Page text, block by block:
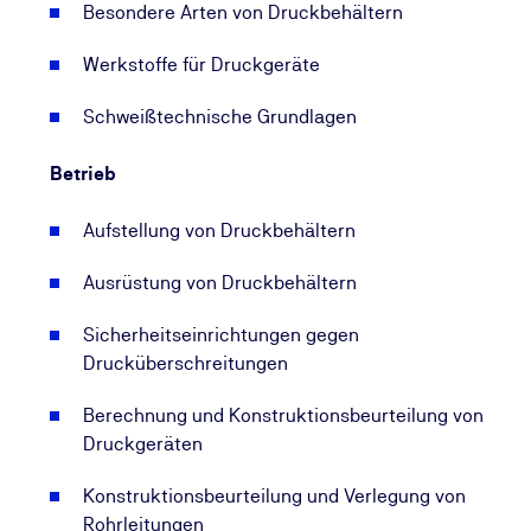
Besondere Arten von Druckbehältern
Werkstoffe für Druckgeräte
Schweißtechnische Grundlagen
Betrieb
Aufstellung von Druckbehältern
Ausrüstung von Druckbehältern
Sicherheitseinrichtungen gegen
Drucküberschreitungen
Berechnung und Konstruktionsbeurteilung von
Druckgeräten
Konstruktionsbeurteilung und Verlegung von
Rohrleitungen